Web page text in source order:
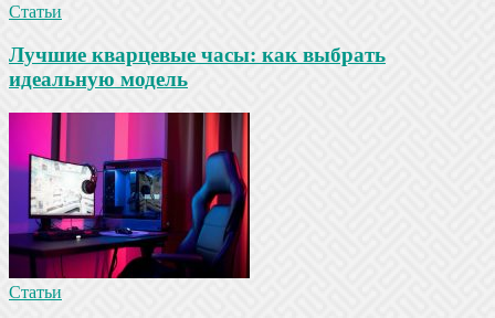
Статьи
Лучшие кварцевые часы: как выбрать
идеальную модель
Статьи